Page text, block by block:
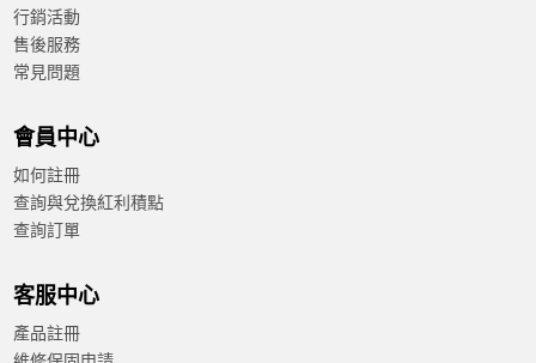
行銷活動
售後服務
常見問題
會員中心
如何註冊
查詢與兌換紅利積點
查詢訂單
客服中心
產品註冊